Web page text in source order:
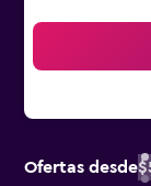
Ofertas desde